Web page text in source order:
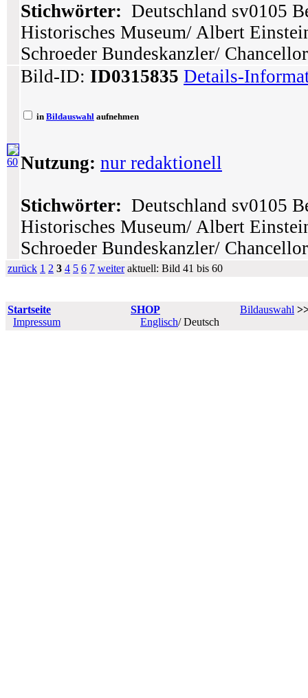
Stichwörter: Deutschland sv0105
Historisches Museum/ Albert
Schroeder Bundeskanzler/ Chancellor
60
Bild-ID: ID0315835 Details-
in Bildauswahl aufnehmen
Nutzung: nur redaktionell
Stichwörter: Deutschland sv0105
Historisches Museum/ Albert
Schroeder Bundeskanzler/ Chancellor
zurück 1 2 3 4 5 6 7 weiteraktuell: Bild 41 bis 60
Startseite SHOP Bildauswahl
Impressum
Englisch/ Deutsch